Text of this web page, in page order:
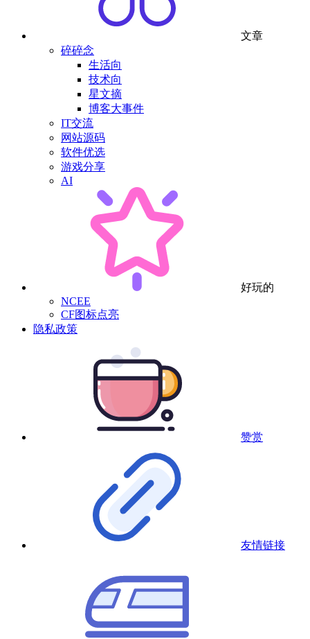
文章
碎碎念
生活向
技术向
星文摘
博客大事件
IT交流
网站源码
软件优选
游戏分享
AI
好玩的
NCEE
CF图标点亮
隐私政策
赞赏
友情链接